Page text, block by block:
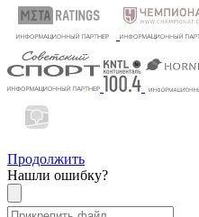
Продолжить
Нашли ошибку?